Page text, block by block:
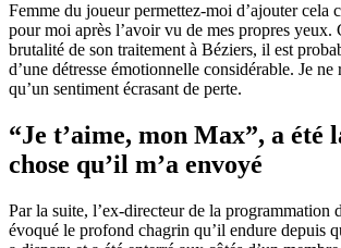
Femme du joueur permettez-moi d’ajouter cela
pour moi après l’avoir vu de mes propres yeux.
brutalité de son traitement à Béziers, il est
d’une détresse émotionnelle considérable. Je ne
qu’un sentiment écrasant de perte.
“Je t’aime, mon Max”, a été
chose qu’il m’a envoyé
Par la suite, l’ex-directeur de la programmation
évoqué le profond chagrin qu’il endure depuis